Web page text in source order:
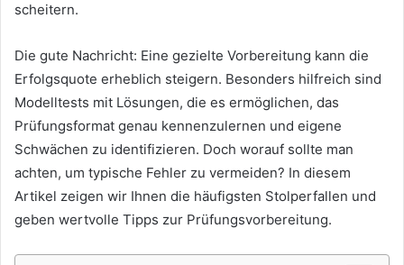
scheitern.
Die gute Nachricht: Eine gezielte Vorbereitung kann die
Erfolgsquote erheblich steigern. Besonders hilfreich sind
Modelltests mit Lösungen, die es ermöglichen, das
Prüfungsformat genau kennenzulernen und eigene
Schwächen zu identifizieren. Doch worauf sollte man
achten, um typische Fehler zu vermeiden? In diesem
Artikel zeigen wir Ihnen die häufigsten Stolperfallen und
geben wertvolle Tipps zur Prüfungsvorbereitung.